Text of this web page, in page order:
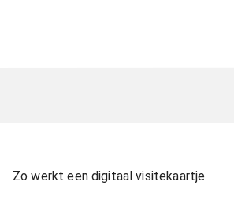
Zo werkt een digitaal visitekaartje